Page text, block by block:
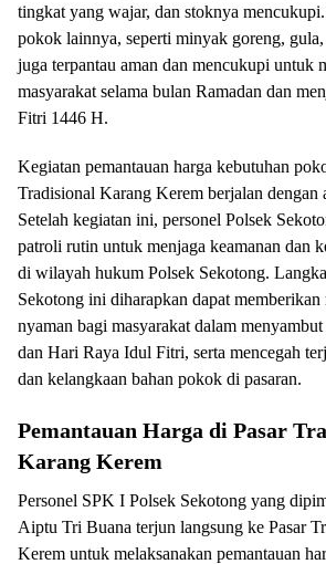
tingkat yang wajar, dan stoknya
pokok lainnya, seperti minyak goreng,
juga terpantau aman dan mencukupi untuk
masyarakat selama bulan Ramadan dan
Fitri 1446 H.
Kegiatan pemantauan harga kebutuhan
Tradisional Karang Kerem berjalan dengan
Setelah kegiatan ini, personel Polsek
patroli rutin untuk menjaga keamanan dan
di wilayah hukum Polsek Sekotong.
Sekotong ini diharapkan dapat memberikan
nyaman bagi masyarakat dalam
dan Hari Raya Idul Fitri, serta mencegah
dan kelangkaan bahan pokok di pasaran.
Pemantauan Harga di Pasar
Karang Kerem
Personel SPK I Polsek Sekotong yang
Aiptu Tri Buana terjun langsung ke Pasar
Kerem untuk melaksanakan pemantauan